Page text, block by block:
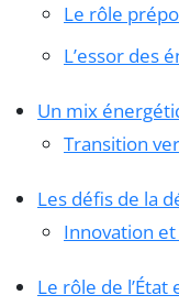
Le rôle
L’essor des
Un mix
Transition
Les défis de la
Innovation
Le rôle de